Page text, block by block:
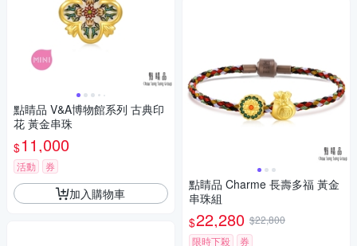
點睛品 V&A博物館系列 古典印
花 黃金串珠
$11,000
活動 券
加入購物車
點睛品 Charme 長壽多福 黃金
串珠組
$22,280 $22,800
限時下殺
券